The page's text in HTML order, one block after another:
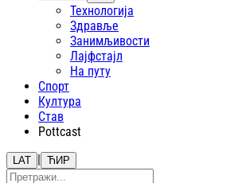
Технологија
Здравље
Занимљивости
Лајфстajл
На путу
Спорт
Култура
Став
Pottcast
LAT | ЋИР